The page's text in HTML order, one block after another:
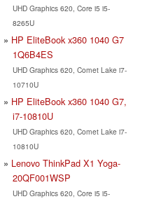
UHD Graphics 620, Core i5 i5-
8265U
HP EliteBook x360 1040 G7
1Q6B4ES
UHD Graphics 620, Comet Lake i7-
10710U
HP EliteBook x360 1040 G7,
i7-10810U
UHD Graphics 620, Comet Lake i7-
10810U
Lenovo ThinkPad X1 Yoga-
20QF001WSP
UHD Graphics 620, Core i5 i5-